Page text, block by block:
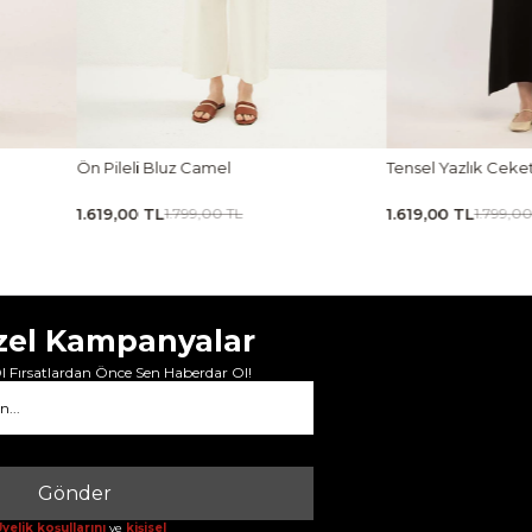
Tensel Yazlık Ceket Siyah
1.619,00 TL1.799,00 TL
Tensel Jile Elbise
1.889,00 TL2.099,00
Kampanyalar
Fırsatlardan Önce Sen Haberdar Ol!
Gönder
koşullarını ve kişisel